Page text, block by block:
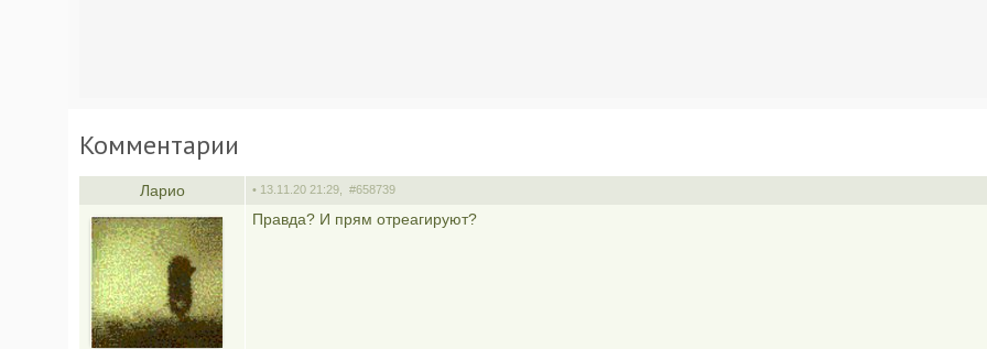
Комментарии
Ларио • 13.11.20 21:29, #658739
Правда? И прям отреагируют?